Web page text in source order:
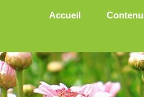
Aller au contenu principal
Accueil